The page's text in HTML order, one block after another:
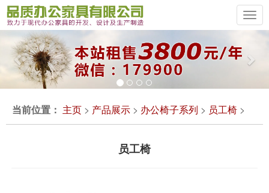
Previous
当前位置： 主页 > 产品展示 > 办公椅子系列 > 员工椅 >
员工椅